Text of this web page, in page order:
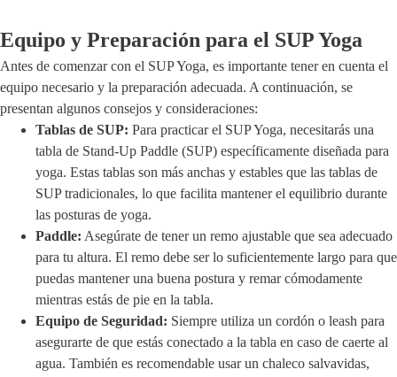
Equipo y Preparación para el SUP Yoga
Antes de comenzar con el SUP Yoga, es importante tener en cuenta el
equipo necesario y la preparación adecuada. A continuación, se
presentan algunos consejos y consideraciones:
Tablas de SUP: Para practicar el SUP Yoga, necesitarás una
tabla de Stand-Up Paddle (SUP) específicamente diseñada para
yoga. Estas tablas son más anchas y estables que las tablas de
SUP tradicionales, lo que facilita mantener el equilibrio durante
las posturas de yoga.
Paddle: Asegúrate de tener un remo ajustable que sea adecuado
para tu altura. El remo debe ser lo suficientemente largo para que
puedas mantener una buena postura y remar cómodamente
mientras estás de pie en la tabla.
Equipo de Seguridad: Siempre utiliza un cordón o leash para
asegurarte de que estás conectado a la tabla en caso de caerte al
agua. También es recomendable usar un chaleco salvavidas,